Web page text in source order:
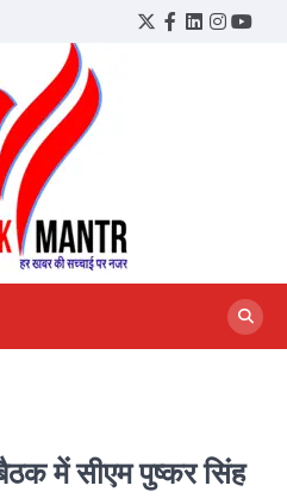
Twitter
Facebook
LinkedIn
में सीएम पुष्कर सिंह